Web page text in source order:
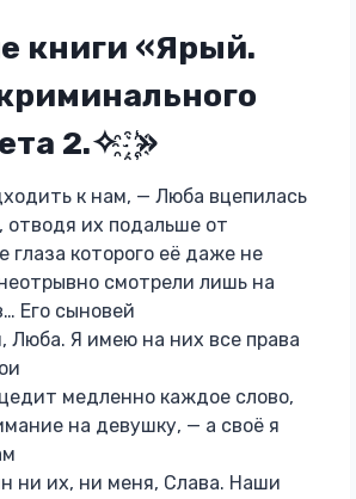
книги «Ярый.
2.✧ ҈ ҉»
к нам, — Люба вцепилась
отводя их подальше от
которого её даже не
смотрели лишь на
Его сыновей
Люба. Я имею на них все права
медленно каждое слово,
на девушку, — а своё я
ни их, ни меня, Слава. Наши